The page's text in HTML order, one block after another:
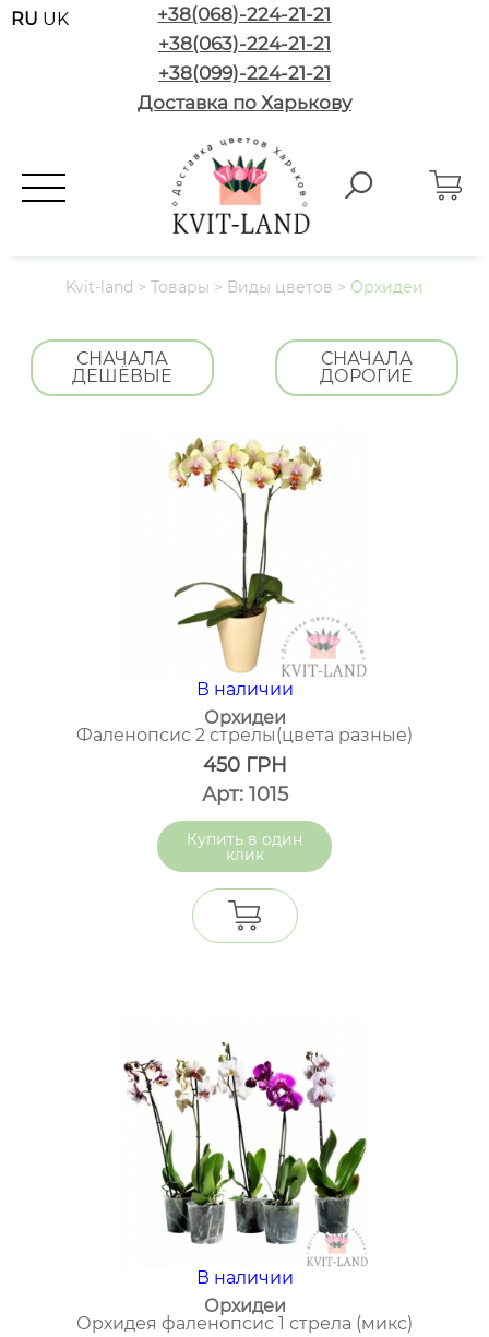
RU UK
+38(068)-224-21-21
+38(063)-224-21-21
+38(099)-224-21-21
Доставка по Харькову
Kvit-land > Товары > Виды цветов > Орхидеи
СНАЧАЛА
ДЕШЁВЫЕ
СНАЧАЛА
ДОРОГИЕ
В наличии
Орхидеи
Фаленопсис 2 стрелы(цвета разные)
450 ГРН
Арт: 1015
один
клик
В наличии
Орхидеи
Орхидея фаленопсис 1 стрела (микс)